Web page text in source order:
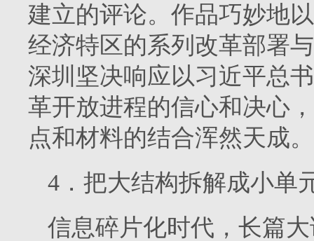
建立的评论。作品巧妙地
经济特区的系列改革部署
深圳坚决响应以习近平总
革开放进程的信心和决心
点和材料的结合浑然天成。
4．把大结构拆解成小单
信息碎片化时代，长篇